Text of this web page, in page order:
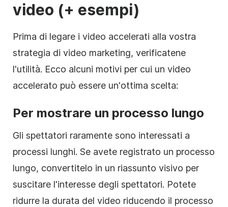
video (+ esempi)
Prima di legare i video accelerati alla vostra
strategia di video marketing, verificatene
l'utilità. Ecco alcuni motivi per cui un video
accelerato può essere un'ottima scelta:
Per mostrare un processo lungo
Gli spettatori raramente sono interessati a
processi lunghi. Se avete registrato un processo
lungo, convertitelo in un riassunto visivo per
suscitare l'interesse degli spettatori. Potete
ridurre la durata del video riducendo il processo